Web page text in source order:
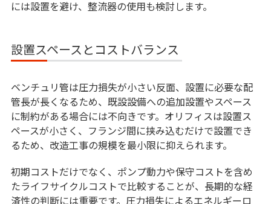
には設置を避け、整流器の使用も検討します。
設置スペースとコストバランス
ベンチュリ管は圧力損失が小さい反面、設置に必要な配
管長が長くなるため、既設設備への追加設置やスペース
に制約がある場合には不向きです。オリフィスは設置ス
ペースが小さく、フランジ間に挟み込むだけで設置でき
るため、改造工事の規模を最小限に抑えられます。
初期コストだけでなく、ポンプ動力や保守コストを含め
たライフサイクルコストで比較することが、長期的な経
済性の判断には重要です。圧力損失によるエネルギーロ